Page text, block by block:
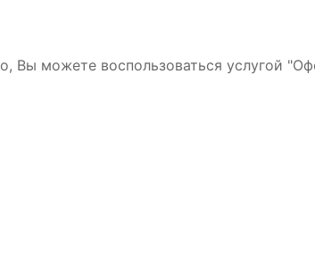
Вы можете воспользоваться услугой